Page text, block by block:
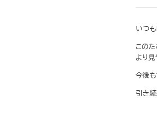
いつ
このた
より見
今後も
引き続